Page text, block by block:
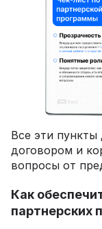
Все эти
договором и
вопросы от
Как
партнерских